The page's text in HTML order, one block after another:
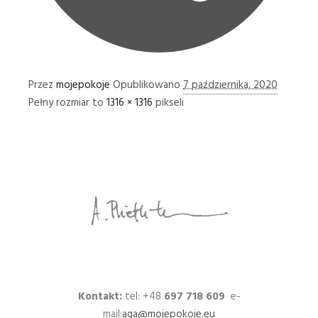
Przez mojepokoje Opublikowano 7 października, 2020
Pełny rozmiar to 1316 × 1316 pikseli
Kontakt:tel: +48 697 718 609 e-
mail:aga@mojepokoje.eu